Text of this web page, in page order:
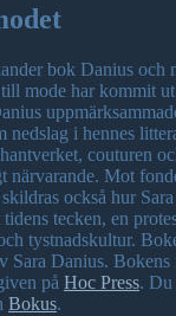
bok Danius och
mode har kommit
nedslag i hennes
couturen
närvarande. Mot
också hur
tecken, en
tystnadskultur.
Sara Danius.
på Hoc Press. Du
Bokus.